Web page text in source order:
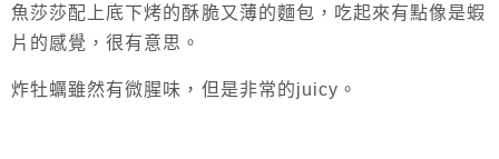
魚莎莎配上底下烤的酥脆又薄的麵包，吃起來有點像是蝦
片的感覺，很有意思。
炸牡蠣雖然有微腥味，但是非常的juicy。